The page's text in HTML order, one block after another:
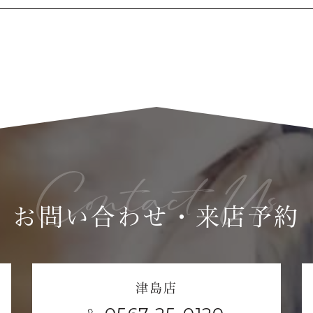
お問い合わせ・来店予約
津島店